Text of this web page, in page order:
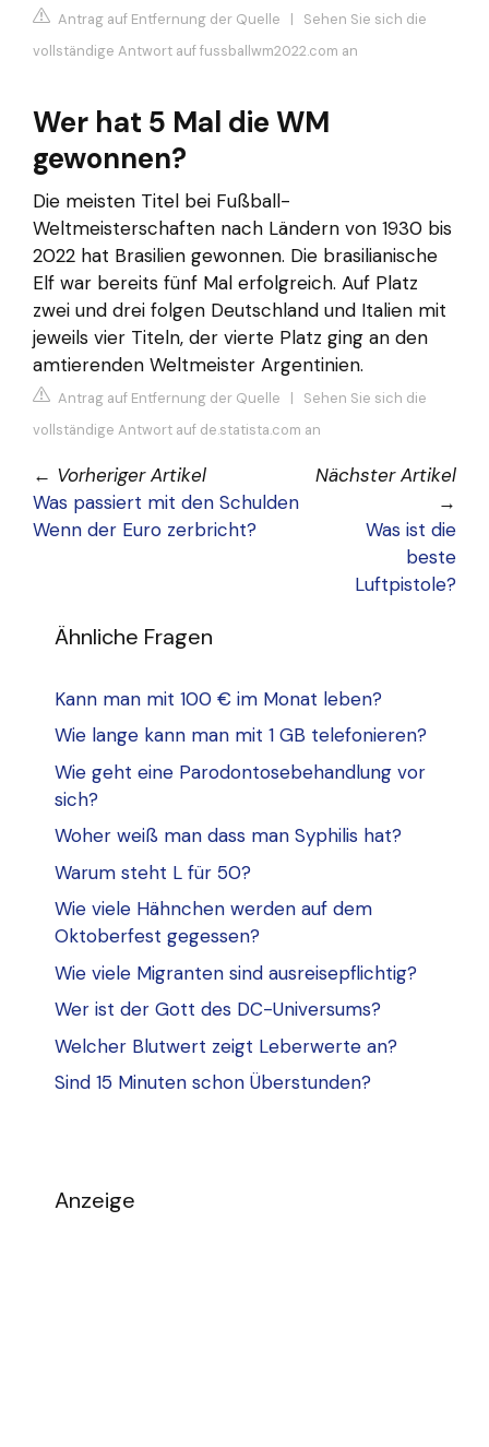
Antrag auf Entfernung der Quelle | Sehen Sie sich die
vollständige Antwort auf fussballwm2022.com an
Wer hat 5 Mal die WM
gewonnen?
Die meisten Titel bei Fußball-
Weltmeisterschaften nach Ländern von 1930 bis
2022 hat Brasilien gewonnen. Die brasilianische
Elf war bereits fünf Mal erfolgreich. Auf Platz
zwei und drei folgen Deutschland und Italien mit
jeweils vier Titeln, der vierte Platz ging an den
amtierenden Weltmeister Argentinien.
Antrag auf Entfernung der Quelle | Sehen Sie sich die
vollständige Antwort auf de.statista.com an
← Vorheriger Artikel
Was passiert mit den Schulden
Wenn der Euro zerbricht?
Nächster Artikel
→
Was ist die
beste
Luftpistole?
Ähnliche Fragen
Kann man mit 100 € im Monat leben?
Wie lange kann man mit 1 GB telefonieren?
Wie geht eine Parodontosebehandlung vor
sich?
Woher weiß man dass man Syphilis hat?
Warum steht L für 50?
Wie viele Hähnchen werden auf dem
Oktoberfest gegessen?
Wie viele Migranten sind ausreisepflichtig?
Wer ist der Gott des DC-Universums?
Welcher Blutwert zeigt Leberwerte an?
Sind 15 Minuten schon Überstunden?
Anzeige